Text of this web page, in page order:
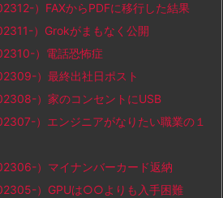
）FAXからPDFに移行した結果
）Grokがまもなく公開
）電話恐怖症
）最終出社日ポスト
）家のコンセントにUSB
）エンジニアがなりたい職業の１
）マイナンバーカード返納
）GPUは○○よりも入手困難